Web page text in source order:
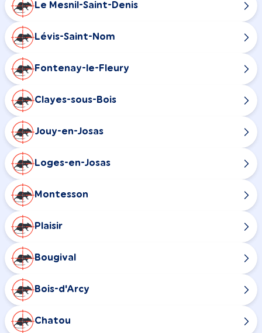
Le Mesnil-Saint-Denis
Lévis-Saint-Nom
Fontenay-le-Fleury
Clayes-sous-Bois
Jouy-en-Josas
Loges-en-Josas
Montesson
Plaisir
Bougival
Bois-d'Arcy
Chatou